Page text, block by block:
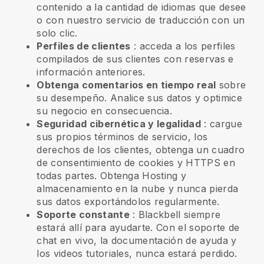
contenido a la cantidad de idiomas que desee
o con nuestro servicio de traducción con un
solo clic.
Perfiles de clientes : acceda a los perfiles
compilados de sus clientes con reservas e
información anteriores.
Obtenga comentarios en tiempo real sobre
su desempeño. Analice sus datos y optimice
su negocio en consecuencia.
Seguridad cibernética y legalidad: cargue
sus propios términos de servicio, los
derechos de los clientes, obtenga un cuadro
de consentimiento de cookies y HTTPS en
todas partes. Obtenga Hosting y
almacenamiento en la nube y nunca pierda
sus datos exportándolos regularmente.
Soporte constante: Blackbell siempre
estará allí para ayudarte. Con el soporte de
chat en vivo, la documentación de ayuda y
los videos tutoriales, nunca estará perdido.